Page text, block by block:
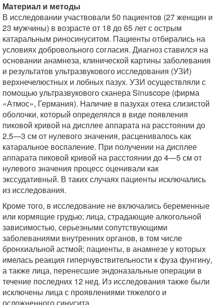
Материал и методы
В исследовании участвовали 50 пациентов (27 женщин и
23 мужчины) в возрасте от 18 до 65 лет с острым
катаральным риносинуситом. Пациенты отбирались на
условиях добровольного согласия. Диагноз ставился на
основании анамнеза, клинической картины заболевания
и результатов ультразвукового исследования (УЗИ)
верхнечелюстных и лобных пазух. УЗИ осуществляли с
помощью ультразвукового сканера Sinuscope (фирма
«Атмос», Германия). Наличие в пазухах отека слизистой
оболочки, который определялся в виде появления
пиковой кривой на дисплее аппарата на расстоянии до
2,5—3 см от нулевого значения, расценивалось как
катаральное воспаление. При получении на дисплее
аппарата пиковой кривой на расстоянии до 4—5 см от
нулевого значения процесс оценивали как
экссудативный. В таких случаях пациенты исключались
из исследования.
Кроме того, в исследование не включались беременные
или кормящие грудью; лица, страдающие алкогольной
зависимостью, серьезными сопутствующими
заболеваниями внутренних органов, в том числе
бронхиальной астмой; пациенты, в анамнезе у которых
имелась реакция гиперчувствительности к фуза фунгину,
а также лица, перенесшие эндоназальные операции в
течение последних 12 нед. Из исследования также были
исключены лица с проявлениями тяжелого и